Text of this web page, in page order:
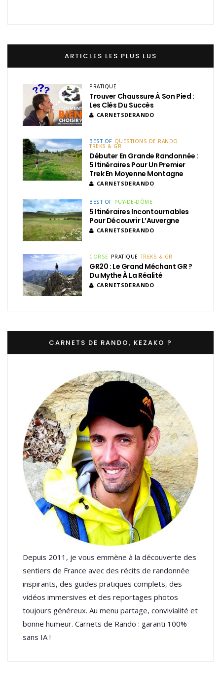
ARTICLES LES PLUS LUS
PRATIQUE
Trouver Chaussure À Son Pied :
Les Clés Du Succès
CARNETSDERANDO
BEST OF QUESTIONS DE RANDO
TREKS & GR
Débuter En Grande Randonnée :
5 Itinéraires Pour Un Premier
Trek En Moyenne Montagne
CARNETSDERANDO
BEST OF PUY-DE-DÔME
5 Itinéraires Incontournables
Pour Découvrir L’Auvergne
CARNETSDERANDO
CORSE PRATIQUE TREKS & GR
GR20 : Le Grand Méchant GR ?
Du Mythe À La Réalité
CARNETSDERANDO
CARNETS DE RANDO, KEZAKO ?
Depuis 2011, je vous emmène à la découverte des
sentiers de France avec des récits de randonnée
inspirants, des guides pratiques complets, des
vidéos immersives et des reportages photos
toujours généreux. Au menu partage, convivialité et
bonne humeur. Carnets de Rando : garanti 100%
sans IA !